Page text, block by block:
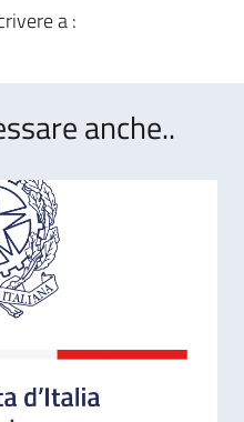
a :
anche..